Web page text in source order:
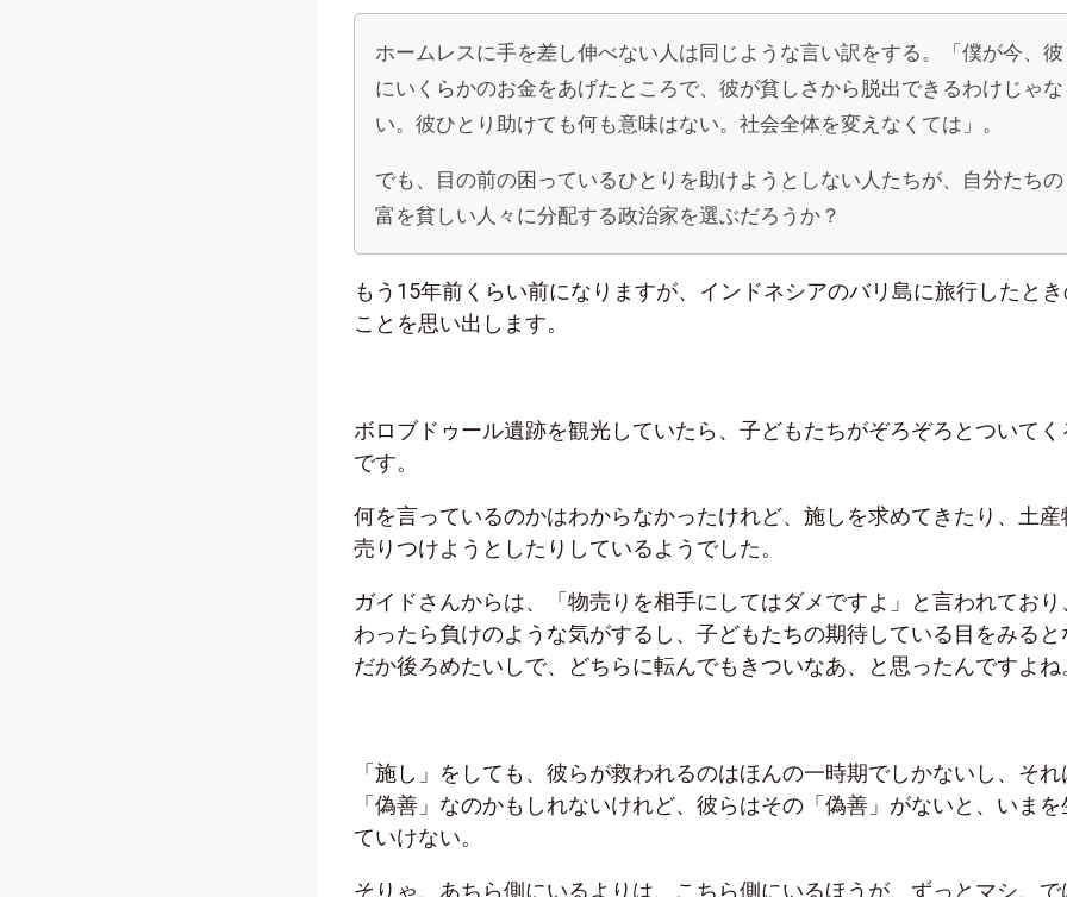
ホームレスに手を差し伸べない人は同じような言い訳をする。「僕が今、彼
にいくらかのお金をあげたところで、彼が貧しさから脱出できるわけじゃな
い。彼ひとり助けても何も意味はない。社会全体を変えなくては」。
でも、目の前の困っているひとりを助けようとしない人たちが、自分たちの
富を貧しい人々に分配する政治家を選ぶだろうか？
もう15年前くらい前になりますが、インドネシアのバリ島に旅行したと
ことを思い出します。
ボロブドゥール遺跡を観光していたら、子どもたちがぞろぞろとついてく
です。
何を言っているのかはわからなかったけれど、施しを求めてきたり、土産
売りつけようとしたりしているようでした。
ガイドさんからは、「物売りを相手にしてはダメですよ」と言われており
わったら負けのような気がするし、子どもたちの期待している目をみると
だか後ろめたいしで、どちらに転んでもきついなあ、と思ったんですよね
「施し」をしても、彼らが救われるのはほんの一時期でしかないし、それ
「偽善」なのかもしれないけれど、彼らはその「偽善」がないと、いまを
ていけない。
そりゃ、あちら側にいるよりは、こちら側にいるほうが、ずっとマシ、で